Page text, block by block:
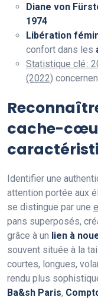
Diane von
1974
Libération
confort dans les
Statistique clé :
(2022)
cache-
Identifier une
attention portée aux
se distingue par une
pans superposés,
grâce à un lien à
souvent située à la
courtes, longues,
rendu plus
Ba&sh Paris,